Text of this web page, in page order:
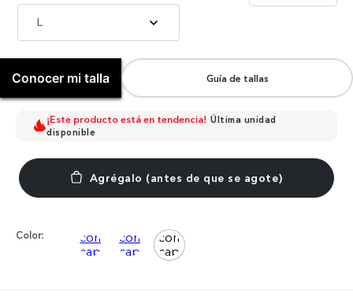
L
Conocer mi talla Guía de tallas
¡Este producto está en tendencia! Última unidad
disponible
Color: